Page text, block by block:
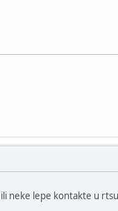
neke lepe kontakte u